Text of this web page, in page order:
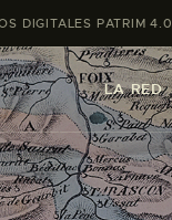
DIGITALES PATRIM 4.0
LA RED